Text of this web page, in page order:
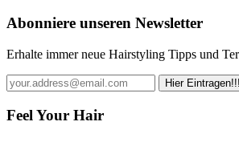
Abonniere unseren Newsletter
Erhalte immer neue Hairstyling Tipps und
Feel Your Hair